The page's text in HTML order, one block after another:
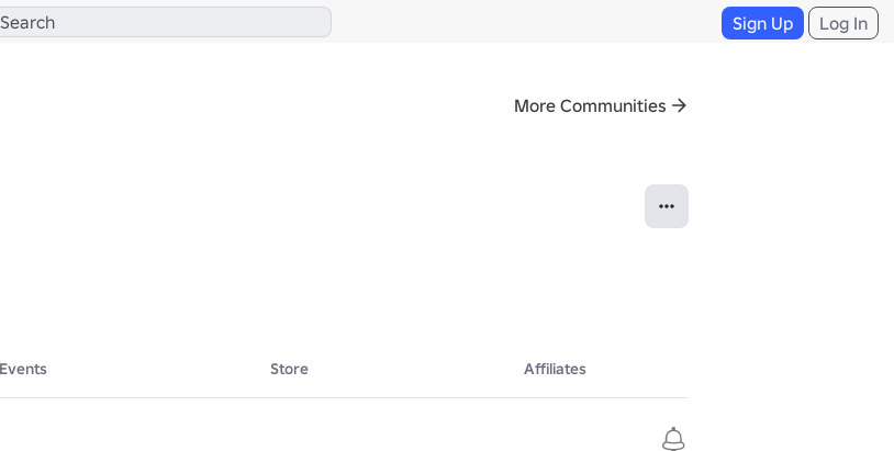
Sign Up Log In
More Communities
Events Store Affiliates